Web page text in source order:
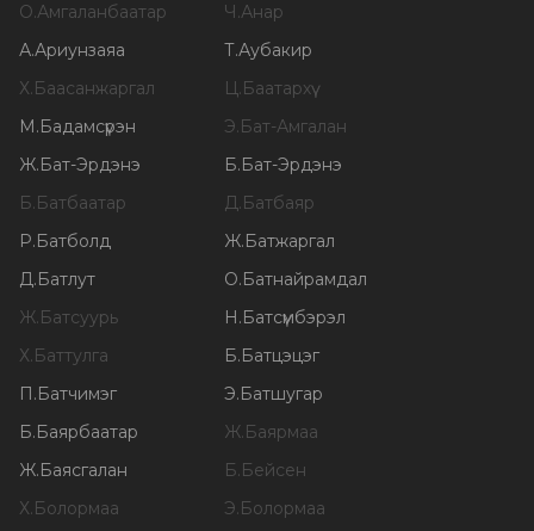
О.Амгаланбаатар Ч.Анар
А.Ариунзаяа Т.Аубакир
Х.Баасанжаргал Ц.Баатархүү
М.Бадамсүрэн Э.Бат-Амгалан
Ж.Бат-Эрдэнэ Б.Бат-Эрдэнэ
Б.Батбаатар Д.Батбаяр
Р.Батболд Ж.Батжаргал
Д.Батлут О.Батнайрамдал
Ж.Батсуурь Н.Батсүмбэрэл
Х.Баттулга Б.Батцэцэг
П.Батчимэг Э.Батшугар
Б.Баярбаатар Ж.Баярмаа
Ж.Баясгалан Б.Бейсен
Х.Болормаа Э.Болормаа